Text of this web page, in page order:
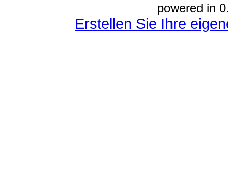
powered in
Erstellen Sie Ihre